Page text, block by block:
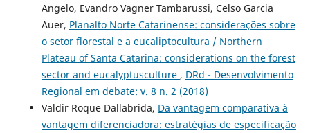
Angelo, Evandro Vagner Tambarussi, Celso Garcia
Auer, Planalto Norte Catarinense: considerações sobre
o setor florestal e a eucaliptocultura / Northern
Plateau of Santa Catarina: considerations on the forest
sector and eucalyptusculture , DRd - Desenvolvimento
Regional em debate: v. 8 n. 2 (2018)
Valdir Roque Dallabrida, Da vantagem comparativa à
vantagem diferenciadora: estratégias de especificação